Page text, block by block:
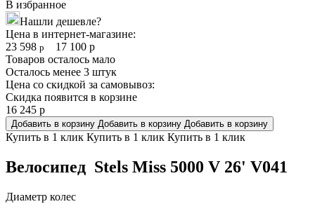
В избранное
Нашли дешевле?
Цена в интернет-магазине:
23 598 р 17 100 р
Товаров осталось мало
Осталось менее 3 штук
Цена со скидкой за самовывоз:
Скидка появится в корзине
16 245 р
Добавить в корзину Добавить в корзину Добавить в корзину
Купить в 1 клик Купить в 1 клик Купить в 1 клик
Велосипед Stels Miss 5000 V 26' V041
Диаметр колес